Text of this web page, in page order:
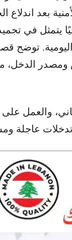
بعد اندلاع
يتمثل في
توضح
الدخل،
والعمل على
عاجلة